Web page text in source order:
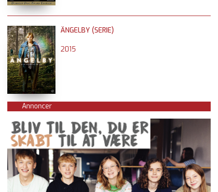
ÄNGELBY (SERIE)
2015
Annoncer